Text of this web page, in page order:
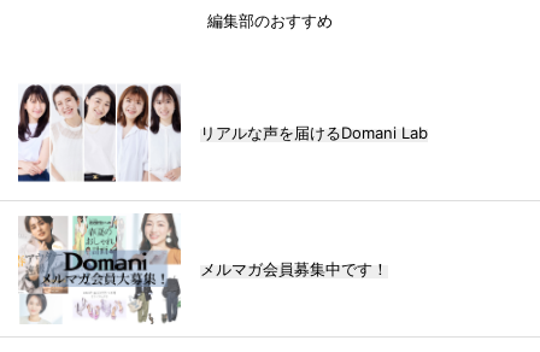
編集部のおすすめ
リアルな声を届けるDomani Lab
メルマガ会員募集中です！